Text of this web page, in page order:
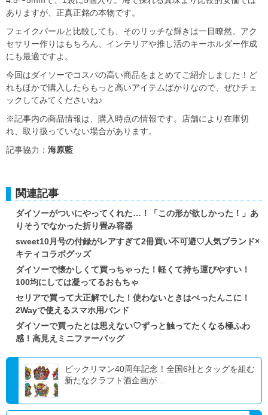
ありますが、正真正銘の本物です。
フェイクパールと比較しても、そのリッチな輝きは一目瞭然。アク
セサリー作りはもちろん、インテリアや推し活のキーホルダー作成
にも最適ですよ。
今回はダイソーでコスパの高い商品をまとめてご紹介しました！ど
れもほかで購入したらもっと高いアイテムばかりなので、ぜひチェ
ックしてみてくださいね♪
※記事内の商品情報は、購入時点の情報です。店舗により在庫切
れ、取り扱っていない場合があります。
記事協力： 海原藍
関連記事
ダイソーがついにやってくれた…！「この形が欲しかった！」あ
りそうでなかった折り畳み容器
sweet10月号の付録がレアすぎて2冊買い不可避♡人気ブランド×
キティコラボグッズ
ダイソーで懐かしくて買っちゃった！軽くて持ち運びやすい！
100均にしては凝ってるおもちゃ
セリアで買って大正解でした！使わないときはぺったんこに！
2Wayで使えるスマホ用バンド
ダイソーで買ったとは思えない♡ずっと触ってたくなる極ふわ
感！高見えミニファーバッグ
ビックリマン40周年記念！全国6社とタッグを組む
新たなクラフト酒企画が...